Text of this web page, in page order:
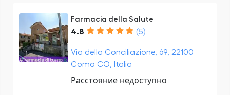
Farmacia della Salute
4.8 (5)
Via della Conciliazione, 69, 22100
Como CO, Italia
Расстояние недоступно